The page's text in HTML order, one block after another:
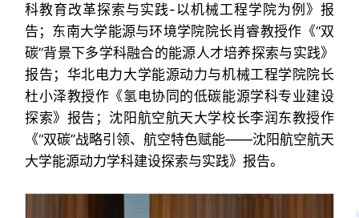
科教育改革探索与实践-以机械工程学院为例》报
告；东南大学能源与环境学院院长肖睿教授作《“双
碳”背景下多学科融合的能源人才培养探索与实践》
报告；华北电力大学能源动力与机械工程学院院长
杜小泽教授作《氢电协同的低碳能源学科专业建设
探索》报告；沈阳航空航天大学校长李润东教授作
《“双碳”战略引领、航空特色赋能——沈阳航空航天
大学能源动力学科建设探索与实践》报告。